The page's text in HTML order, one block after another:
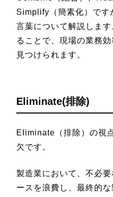
Simplify（簡素化）です
言葉について解説しま
ることで、現場の業務
見つけられます。
Eliminate(排除)
Eliminate（排除）の視
欠です。
製造業において、不必
ースを浪費し、最終的